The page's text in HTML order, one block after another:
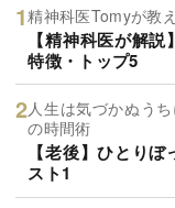
精神科医Tomyが教
【精神科医が解
特徴・トップ5
人生は気づかぬう
の時間術
【老後】ひとり
スト1